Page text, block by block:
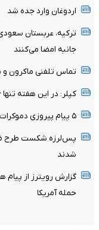
اردوغان وارد جده شد
ترکیه، عربستان
جانبه امضا می‌کنند
تماس تلفنی ماکرون
کپلر: در این هفته تنها ۶ نفتکش از تنگه هرمز خارج شدند
۵ پیام پیروزی دموکرات‌ها در انتخابات مقدماتی سنا
پس‌لرزه شکست طرح
شدند
گزارش رویترز از پیام
حمله آمریکا